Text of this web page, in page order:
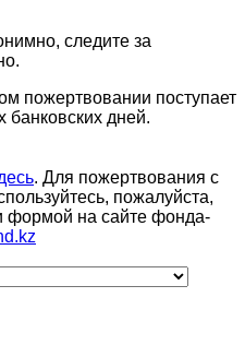
следите за
пожертвовании поступает
банковских дней.
. Для пожертвования с
пожалуйста,
формой на сайте фонда-